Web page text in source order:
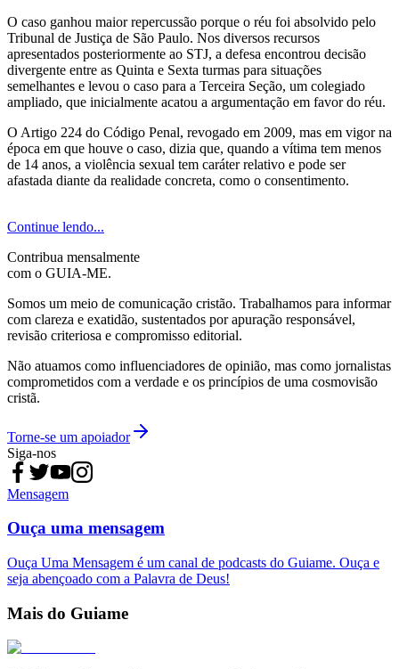
O caso ganhou maior repercussão porque o réu foi absolvido pelo
Tribunal de Justiça de São Paulo. Nos diversos recursos
apresentados posteriormente ao STJ, a defesa encontrou decisão
divergente entre as Quinta e Sexta turmas para situações
semelhantes e levou o caso para a Terceira Seção, um colegiado
ampliado, que inicialmente acatou a argumentação em favor do réu.
O Artigo 224 do Código Penal, revogado em 2009, mas em vigor na
época em que houve o caso, dizia que, quando a vítima tem menos
de 14 anos, a violência sexual tem caráter relativo e pode ser
afastada diante da realidade concreta, como o consentimento.
Continue lendo...
Contribua mensalmente
com o GUIA-ME.
Somos um meio de comunicação cristão. Trabalhamos para informar
com clareza e exatidão, sustentados por apuração responsável,
revisão criteriosa e compromisso editorial.
Não atuamos como influenciadores de opinião, mas como jornalistas
comprometidos com a verdade e os princípios de uma cosmovisão
cristã.
Torne-se um apoiador
Siga-nos
Mensagem
Ouça uma mensagem
Ouça Uma Mensagem é um canal de podcasts do Guiame. Ouça e
seja abençoado com a Palavra de Deus!
Mais do Guiame